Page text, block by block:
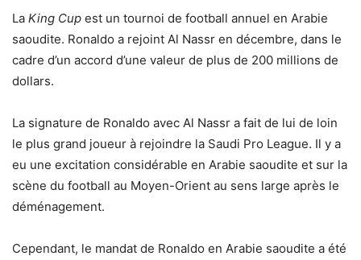
La King Cup est un tournoi de football annuel en Arabie
saoudite. Ronaldo a rejoint Al Nassr en décembre, dans le
cadre d’un accord d’une valeur de plus de 200 millions de
dollars.
La signature de Ronaldo avec Al Nassr a fait de lui de loin
le plus grand joueur à rejoindre la Saudi Pro League. Il y a
eu une excitation considérable en Arabie saoudite et sur la
scène du football au Moyen-Orient au sens large après le
déménagement.
Cependant, le mandat de Ronaldo en Arabie saoudite a été